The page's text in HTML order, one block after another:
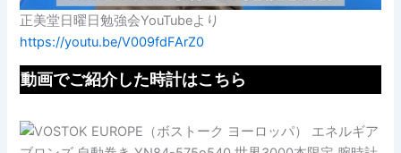
正美堂日曜日勉強会YouTubeより
https://youtu.be/V009fdFArZ0
動画でご紹介した時計はこちら